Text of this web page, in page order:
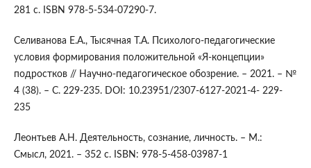
281 с. ISBN 978-5-534-07290-7.
Селиванова Е.А., Тысячная Т.А. Психолого-педагогические
условия формирования положительной «Я-концепции»
подростков // Научно-педагогическое обозрение. – 2021. – №
4 (38). – С. 229-235. DOI: 10.23951/2307-6127-2021-4- 229-
235
Леонтьев А.Н. Деятельность, сознание, личность. – М.:
Смысл, 2021. – 352 с. ISBN: 978-5-458-03987-1